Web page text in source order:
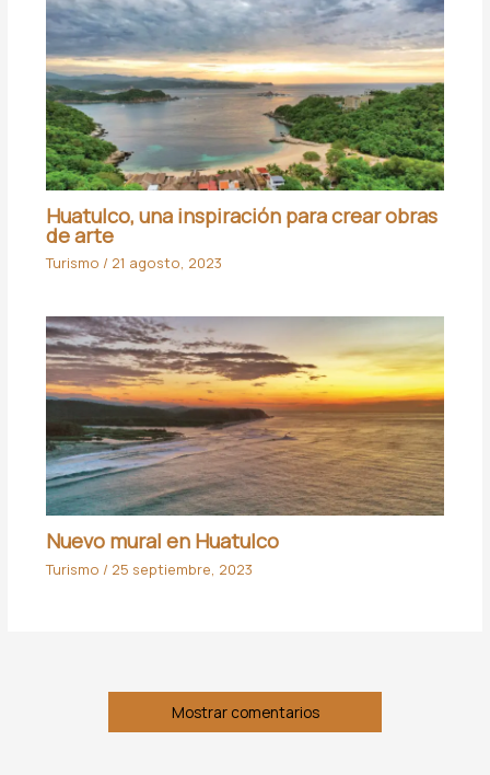
Huatulco, una inspiración para crear obras
de arte
Turismo / 21 agosto, 2023
Nuevo mural en Huatulco
Turismo / 25 septiembre, 2023
Mostrar comentarios